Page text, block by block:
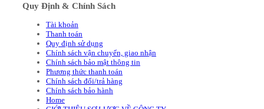
Quy Định & Chính Sách
Tài khoản
Thanh toán
Quy định sử dụng
Chính sách vận chuyển, giao nhận
Chính sách bảo mật thông tin
Phương thức thanh toán
Chính sách đổi/trả hàng
Chính sách bảo hành
Home